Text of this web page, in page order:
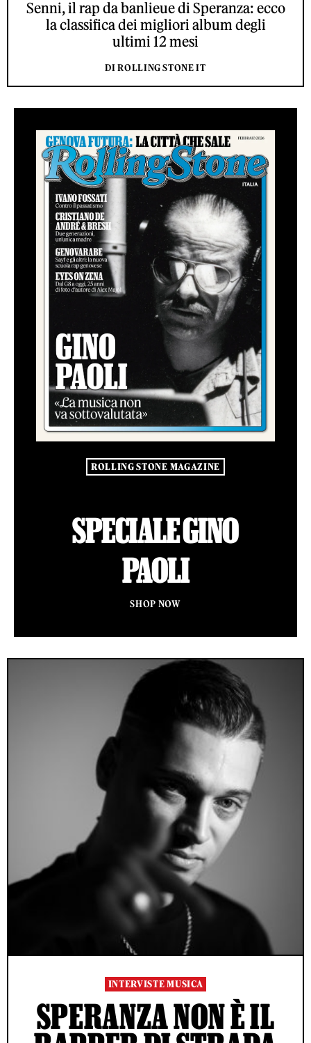
Senni, il rap da banlieue di Speranza: ecco
la classifica dei migliori album degli
ultimi 12 mesi
DI ROLLING STONE IT
ROLLING STONE MAGAZINE
SPECIALE GINO
PAOLI
SHOP NOW
INTERVISTE MUSICA
SPERANZA NON È IL